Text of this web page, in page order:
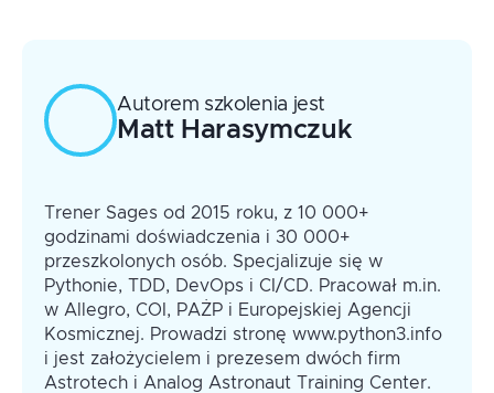
Mapy: dict
Operatory: numeryczne, logiczne
Konstrukcje warunkowe: if, else, elif
rozpakowywanie
Funkcje: zwracanie wartości, argumenty
pozycyjne, nazwane, wymagane,
domyślne, args, kwargs
Programowanie obiektowe: klasy, atrybuty,
metody, dziedziczenie, przeciążanie
operatorów
Autorem szkolenia jest
Matt Harasymczuk
Trener Sages od 2015 roku, z 10 000+
godzinami doświadczenia i 30 000+
przeszkolonych osób. Specjalizuje się w
Pythonie, TDD, DevOps i CI/CD. Pracował m.in.
w Allegro, COI, PAŻP i Europejskiej Agencji
Kosmicznej. Prowadzi stronę www.python3.info
i jest założycielem i prezesem dwóch firm
Astrotech i Analog Astronaut Training Center.